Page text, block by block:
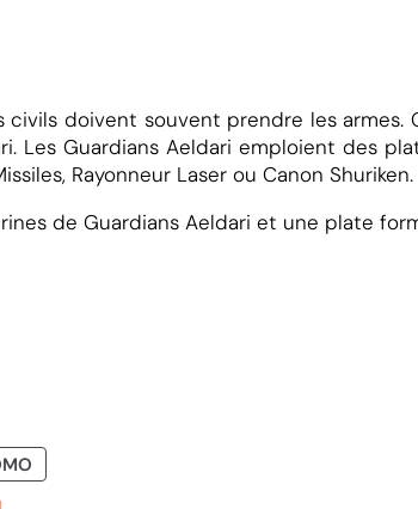
doivent souvent prendre les
Les Guardians Aeldari emploient des
Rayonneur Laser ou Canon Shuriken.
de Guardians Aeldari et une plate
EN